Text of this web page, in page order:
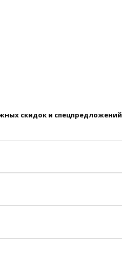
скидок и спецпредложений